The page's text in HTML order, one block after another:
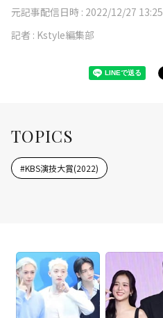
元記事配信日時 : 2022/12/27 13:25
記者 : Kstyle編集部
TOPICS
#KBS演技大賞(2022)